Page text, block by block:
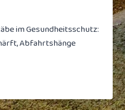
im Gesundheitsschutz:
Abfahrtshänge